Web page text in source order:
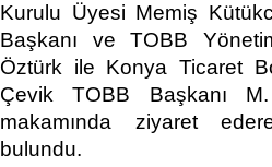
Kurulu Üyesi Memiş
Başkanı ve TOBB
Öztürk ile Konya Ticaret
Çevik TOBB Başkanı M.
makamında ziyaret
bulundu.​